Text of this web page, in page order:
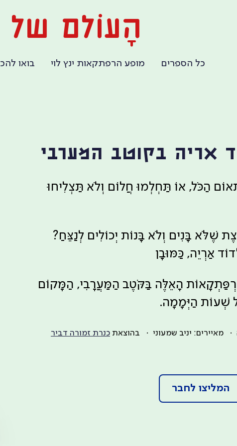
הָעוֹלם של
כל הספרים מופע הרפתקאות ינץ לוי בואו
אריה בקוטב המערבי
הַכֹּל, אוֹ תַּחְלְמוּ חֲלוֹם וְלֹא תַּצְלִיחוּ
שֶׁלֹּא בָּנִים וְלֹא בָּנוֹת יְכוֹלִים לְנַצֵּחַ?
אַרְיֵה, כַּמּוּבָן
הָאֵלֶּה בַּקֹּטֶב הַמַּעֲרָבִי, הַמָּקוֹם
שְׁעוֹת הַיְּמָמָה.
מאיירים: יניב שמעוני בהוצאת כנרת זמורה דביר
המליצו לחבר